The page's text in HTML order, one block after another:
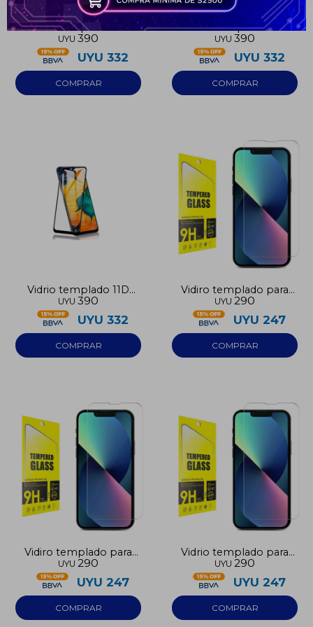
Vidrio templado 11D
para Iphone 11 Pro Max
UYU 390
UYU 332
Vidrio templado 11D
para Iphone 12 Pro Max
UYU 390
UYU 332
Vidrio templado 11D
para Iphone 13 Pro Max
UYU 390
UYU 332
Vidiro templado para
Samsung A07
UYU 290
UYU 247
Vidiro templado para
Samsung A17
UYU 290
UYU 247
Vidrio templado para
Iphone 16
UYU 290
UYU 247
Continuar